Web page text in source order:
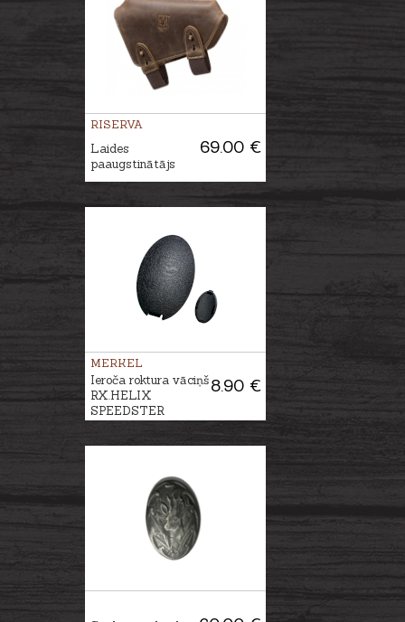
RISERVA
69.00 €
Laides
paaugstinātājs
MERKEL
8.90 €
Ieroča roktura vāciņš
RX.HELIX
SPEEDSTER